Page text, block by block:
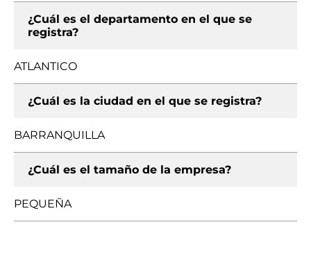
¿Cuál es el departamento en el que se
registra?
ATLANTICO
¿Cuál es la ciudad en el que se registra?
BARRANQUILLA
¿Cuál es el tamaño de la empresa?
PEQUEÑA